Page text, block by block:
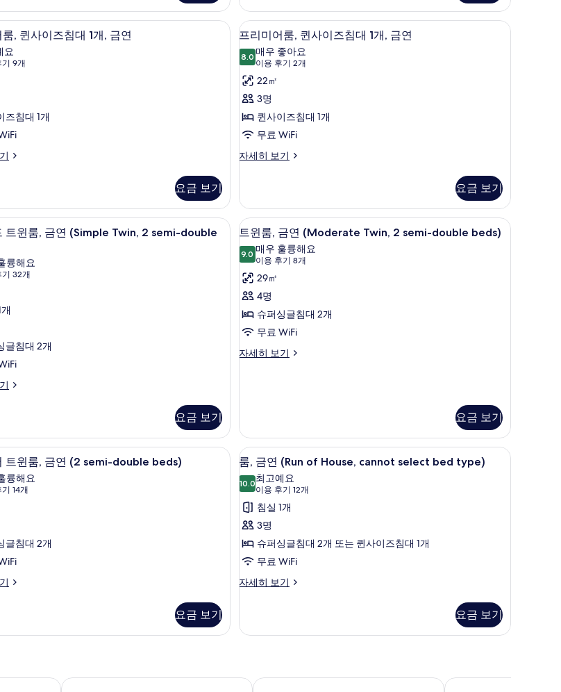
기
세
히
보
, 암막 커튼, 다리미/다리미판, 무료 WiFi객실 내 금고, 암막 커튼, 다리미/다리미판, 무료 WiFi
, 퀸사이즈침대 1개, 금연
중 10점
요
기 9개
즈침대 1개
요금 보기
프
리
미
어
룸,
퀸
사
이
대
1
개,
금
연
사
진
모
두
객실 내 금고, 암막 커튼, 다리미/다리미판, 무
12
프리미어룸, 퀸사이즈침대 1개, 금연
8.08.0점 만점 중 10점
매우 좋아요
이용 후기 2개
(이
용
후
기
2
개)
22㎡
3명
퀸사이즈침대 1개
무료 WiFi
자세히 보기
프
룸,
퀸
사
즈
대
금
연
세
요금 보기
금고, 암막 커튼, 다리미/다리미판, 무료 WiFi
스탠다드 트윈룸, 금연 (Simple Twin, 2 semi-double beds) | 객실 내 금고, 암막 커튼, 다리미/다리미판, 무료 WiFi
트윈룸, 금연 (Simple Twin, 2 semi-double
중 10점
륭해요
기 32개
글침대 2개
요금 보기
트
윈
룸,
금
연
(Moderate
Twin,
2
semi-
진
모
두
보
기
트윈룸, 금연 (Moderate Twin, 2 semi-double
12
트윈룸, 금연 (Moderate Twin, 2 semi-double beds)
9.09.0점 만점 중 10점
매우 훌륭해요
이용 후기 8개
(이
용
후
기
8
개)
29㎡
4명
슈퍼싱글침대 2개
무료 WiFi
자세히 보기
트
Twin,
semi-
double
beds)
자
세
히
보
기
요금 보기
내 금고, 암막 커튼, 다리미/다리미판, 무료 WiFi
프리미어 트윈룸, 금연 (2 semi-double beds) | 객실 내 금고, 암막 커튼, 다리미/다리미판, 무료 WiFi
트윈룸, 금연 (2 semi-double beds)
중 10점
륭해요
14개
글침대 2개
요금 보기
룸,
금
연
(Run
of
House,
cannot
bed
진
두
별도의 욕조 및 샤워 시설, 레인폴 샤워기, 헤어
8
룸, 금연 (Run of House, cannot select bed type)
10.010.0점 만점 중 10점
최고예요
이용 후기 12개
(이
용
후
기
12
개)
침실 1개
3명
슈퍼싱글침대 2개 또는 퀸사이즈침대 1개
무료 WiFi
자세히 보기
룸,
of
bed
요금 보기
이비스 스타일 나고야 닛코 스타일 나고야 The Royal Park Hotel